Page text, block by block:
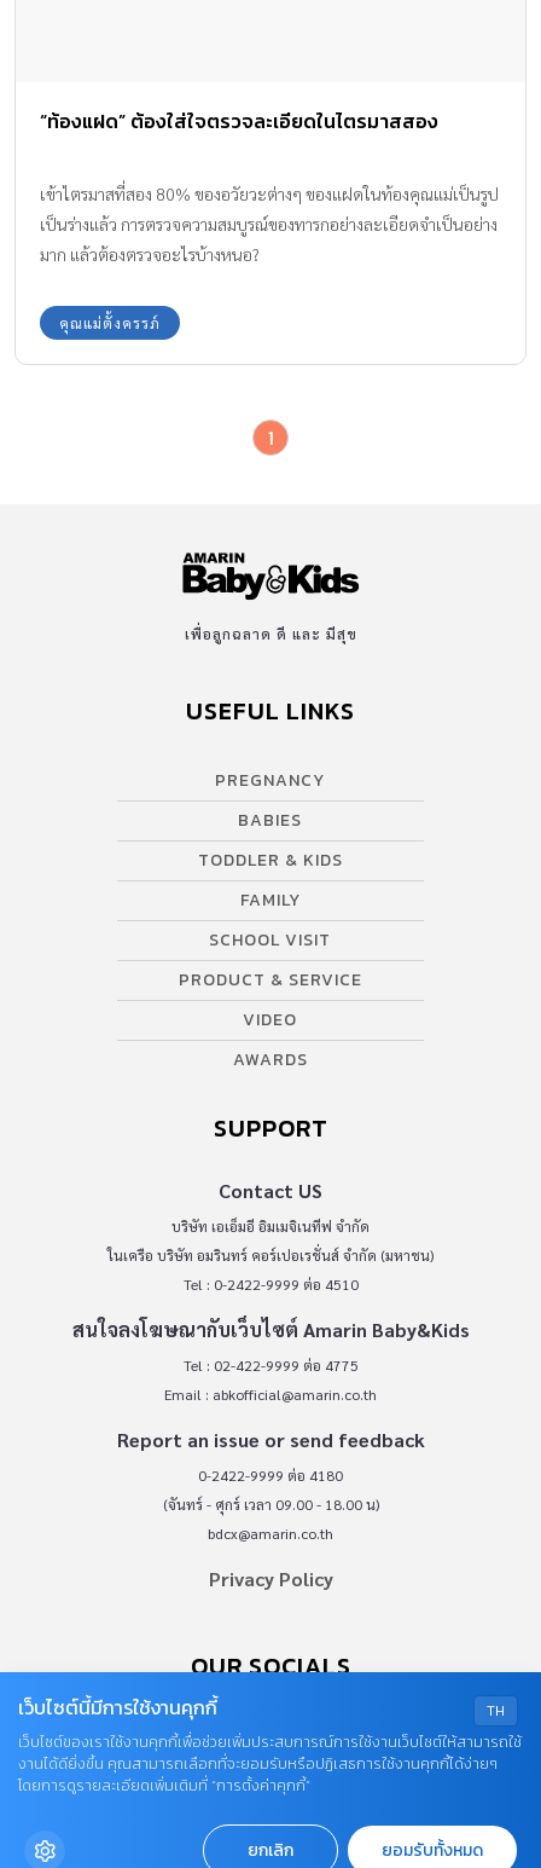
“ท้องแฝด” ต้องใส่ใจตรวจละเอียดในไตรมาสสอง
เข้าไตรมาสที่สอง 80% ของอวัยวะต่างๆ ของแฝดในท้องคุณแม่เป็นรูป
เป็นร่างแล้ว การตรวจความสมบูรณ์ของทารกอย่างละเอียดจำเป็นอย่าง
มาก แล้วต้องตรวจอะไรบ้างหนอ?
คุณแม่ตั้งครรภ์
1
เพื่อลูกฉลาด ดี และ มีสุข
USEFUL LINKS
PREGNANCY
BABIES
TODDLER & KIDS
FAMILY
SCHOOL VISIT
PRODUCT & SERVICE
VIDEO
AWARDS
SUPPORT
Contact US
บริษัท เอเอ็มอี อิมเมจิเนทีฟ จำกัด
ในเครือ บริษัท อมรินทร์ คอร์เปอเรชั่นส์ จำกัด (มหาชน)
Tel : 0-2422-9999 ต่อ 4510
สนใจลงโฆษณากับเว็บไซต์ Amarin Baby&Kids
Tel : 02-422-9999 ต่อ 4775
Email : abkofficial@amarin.co.th
Report an issue or send feedback
0-2422-9999 ต่อ 4180
(จันทร์ - ศุกร์ เวลา 09.00 - 18.00 น)
bdcx@amarin.co.th
Privacy Policy
OUR SOCIALS
© COPYRIGHT 2026
AME IMAGINATIVE COMPANY LIMITED.
TH
เว็บไซต์นี้มีการใช้งานคุกกี้
เว็บไซต์ของเราใช้งานคุกกี้เพื่อช่วยเพิ่มประสบการณ์การใช้งานเว็บไซต์ให้สามารถใช้
งานได้ดียิ่งขึ้น คุณสามารถเลือกที่จะยอมรับหรือปฏิเสธการใช้งานคุกกี้ได้ง่ายๆ
โดยการดูรายละเอียดเพิ่มเติมที่ “การตั้งค่าคุกกี้”
ยกเลิก ยอมรับทั้งหมด